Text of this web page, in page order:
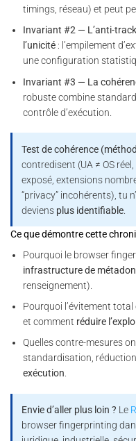
timings, réseau) et peut
Invariant #2 — L’anti-
l’unicité : l’empilement
une configuration
Invariant #3 — La
robuste combine
contrôle d’exécution.
Test de cohérence
contredisent (UA ≠ OS
exposé, extensions
“privacy” incohérents), tu
deviens plus identifiable.
Ce que démontre cette
Pourquoi le browser
infrastructure de
renseignement).
Pourquoi l’évitement
et comment réduire
Quelles contre-mesures
standardisation,
exécution.
Envie d’aller plus loin ? Le
browser fingerprinting